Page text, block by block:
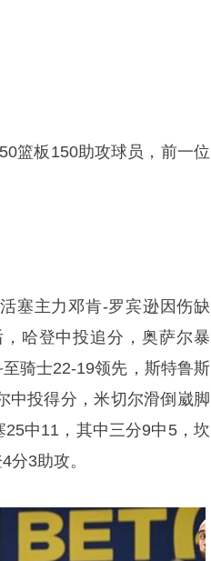
篮板150助攻球员，前一位
塞主力邓肯-罗宾逊因伤缺
哈登中投追分，奥萨尔暴
骑士22-19领先，斯特鲁斯
中投得分，米切尔滑倒崴脚
中11，其中三分9中5，坎
3助攻。